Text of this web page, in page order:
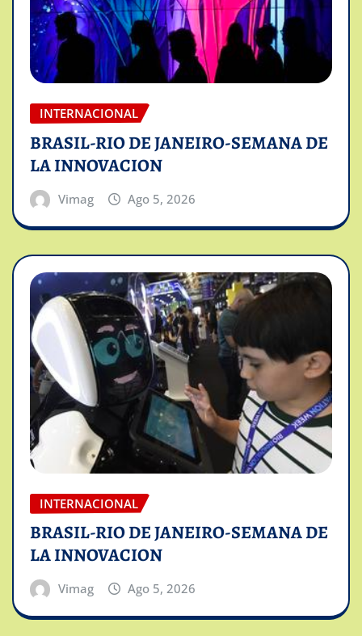
INTERNACIONAL
BRASIL-RIO DE JANEIRO-SEMANA DE
LA INNOVACION
Vimag Ago 5, 2026
INTERNACIONAL
BRASIL-RIO DE JANEIRO-SEMANA DE
LA INNOVACION
Vimag Ago 5, 2026